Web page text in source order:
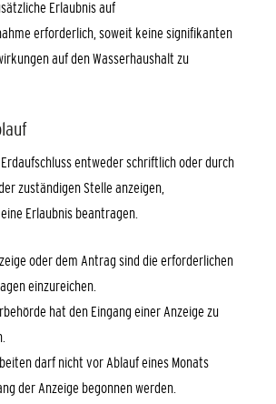
Erlaubnis auf
erforderlich, soweit keine signifikanten
auf den Wasserhaushalt zu
entweder schriftlich oder durch
zuständigen Stelle anzeigen,
Erlaubnis beantragen.
oder dem Antrag sind die erforderlichen
einzureichen.
hat den Eingang einer Anzeige zu
darf nicht vor Ablauf eines Monats
der Anzeige begonnen werden.